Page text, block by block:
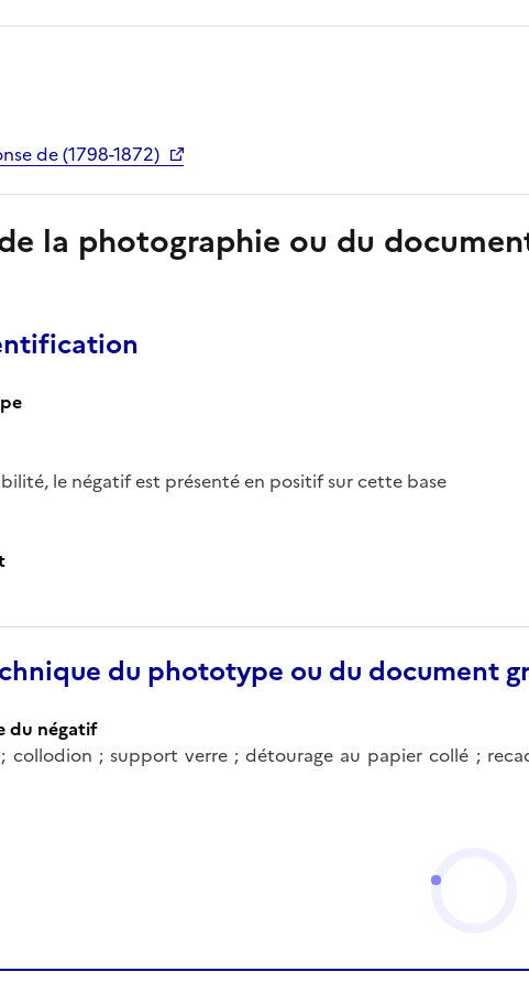
de (1798-1872)
la photographie ou du
le négatif est présenté en positif sur cette base
du phototype ou du document
du négatif
collodion ; support verre ; détourage au papier collé ;